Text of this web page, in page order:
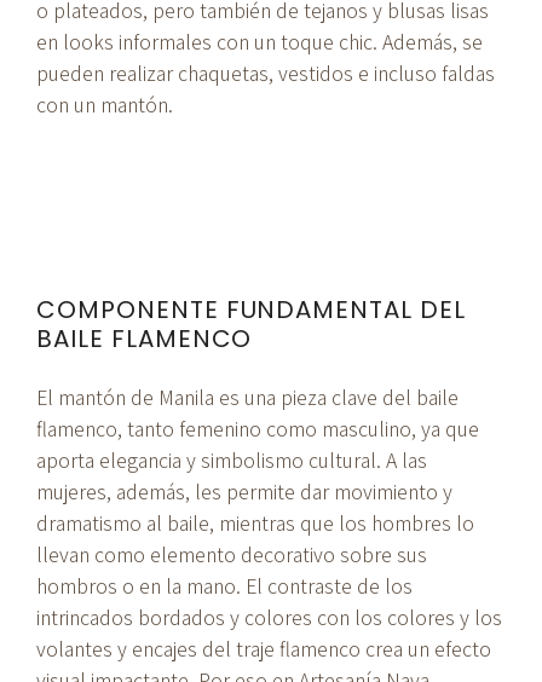
o plateados, pero también de tejanos y blusas lisas
en looks informales con un toque chic. Además, se
pueden realizar chaquetas, vestidos e incluso faldas
con un mantón.
COMPONENTE FUNDAMENTAL DEL
BAILE FLAMENCO
El mantón de Manila es una pieza clave del baile
flamenco, tanto femenino como masculino, ya que
aporta elegancia y simbolismo cultural. A las
mujeres, además, les permite dar movimiento y
dramatismo al baile, mientras que los hombres lo
llevan como elemento decorativo sobre sus
hombros o en la mano. El contraste de los
intrincados bordados y colores con los colores y los
volantes y encajes del traje flamenco crea un efecto